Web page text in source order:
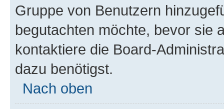
Gruppe von Benutzern
begutachten möchte, bevor sie
kontaktiere die Board-
dazu benötigst.
Nach oben